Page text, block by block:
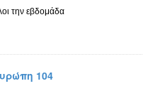
την εβδομάδα
104